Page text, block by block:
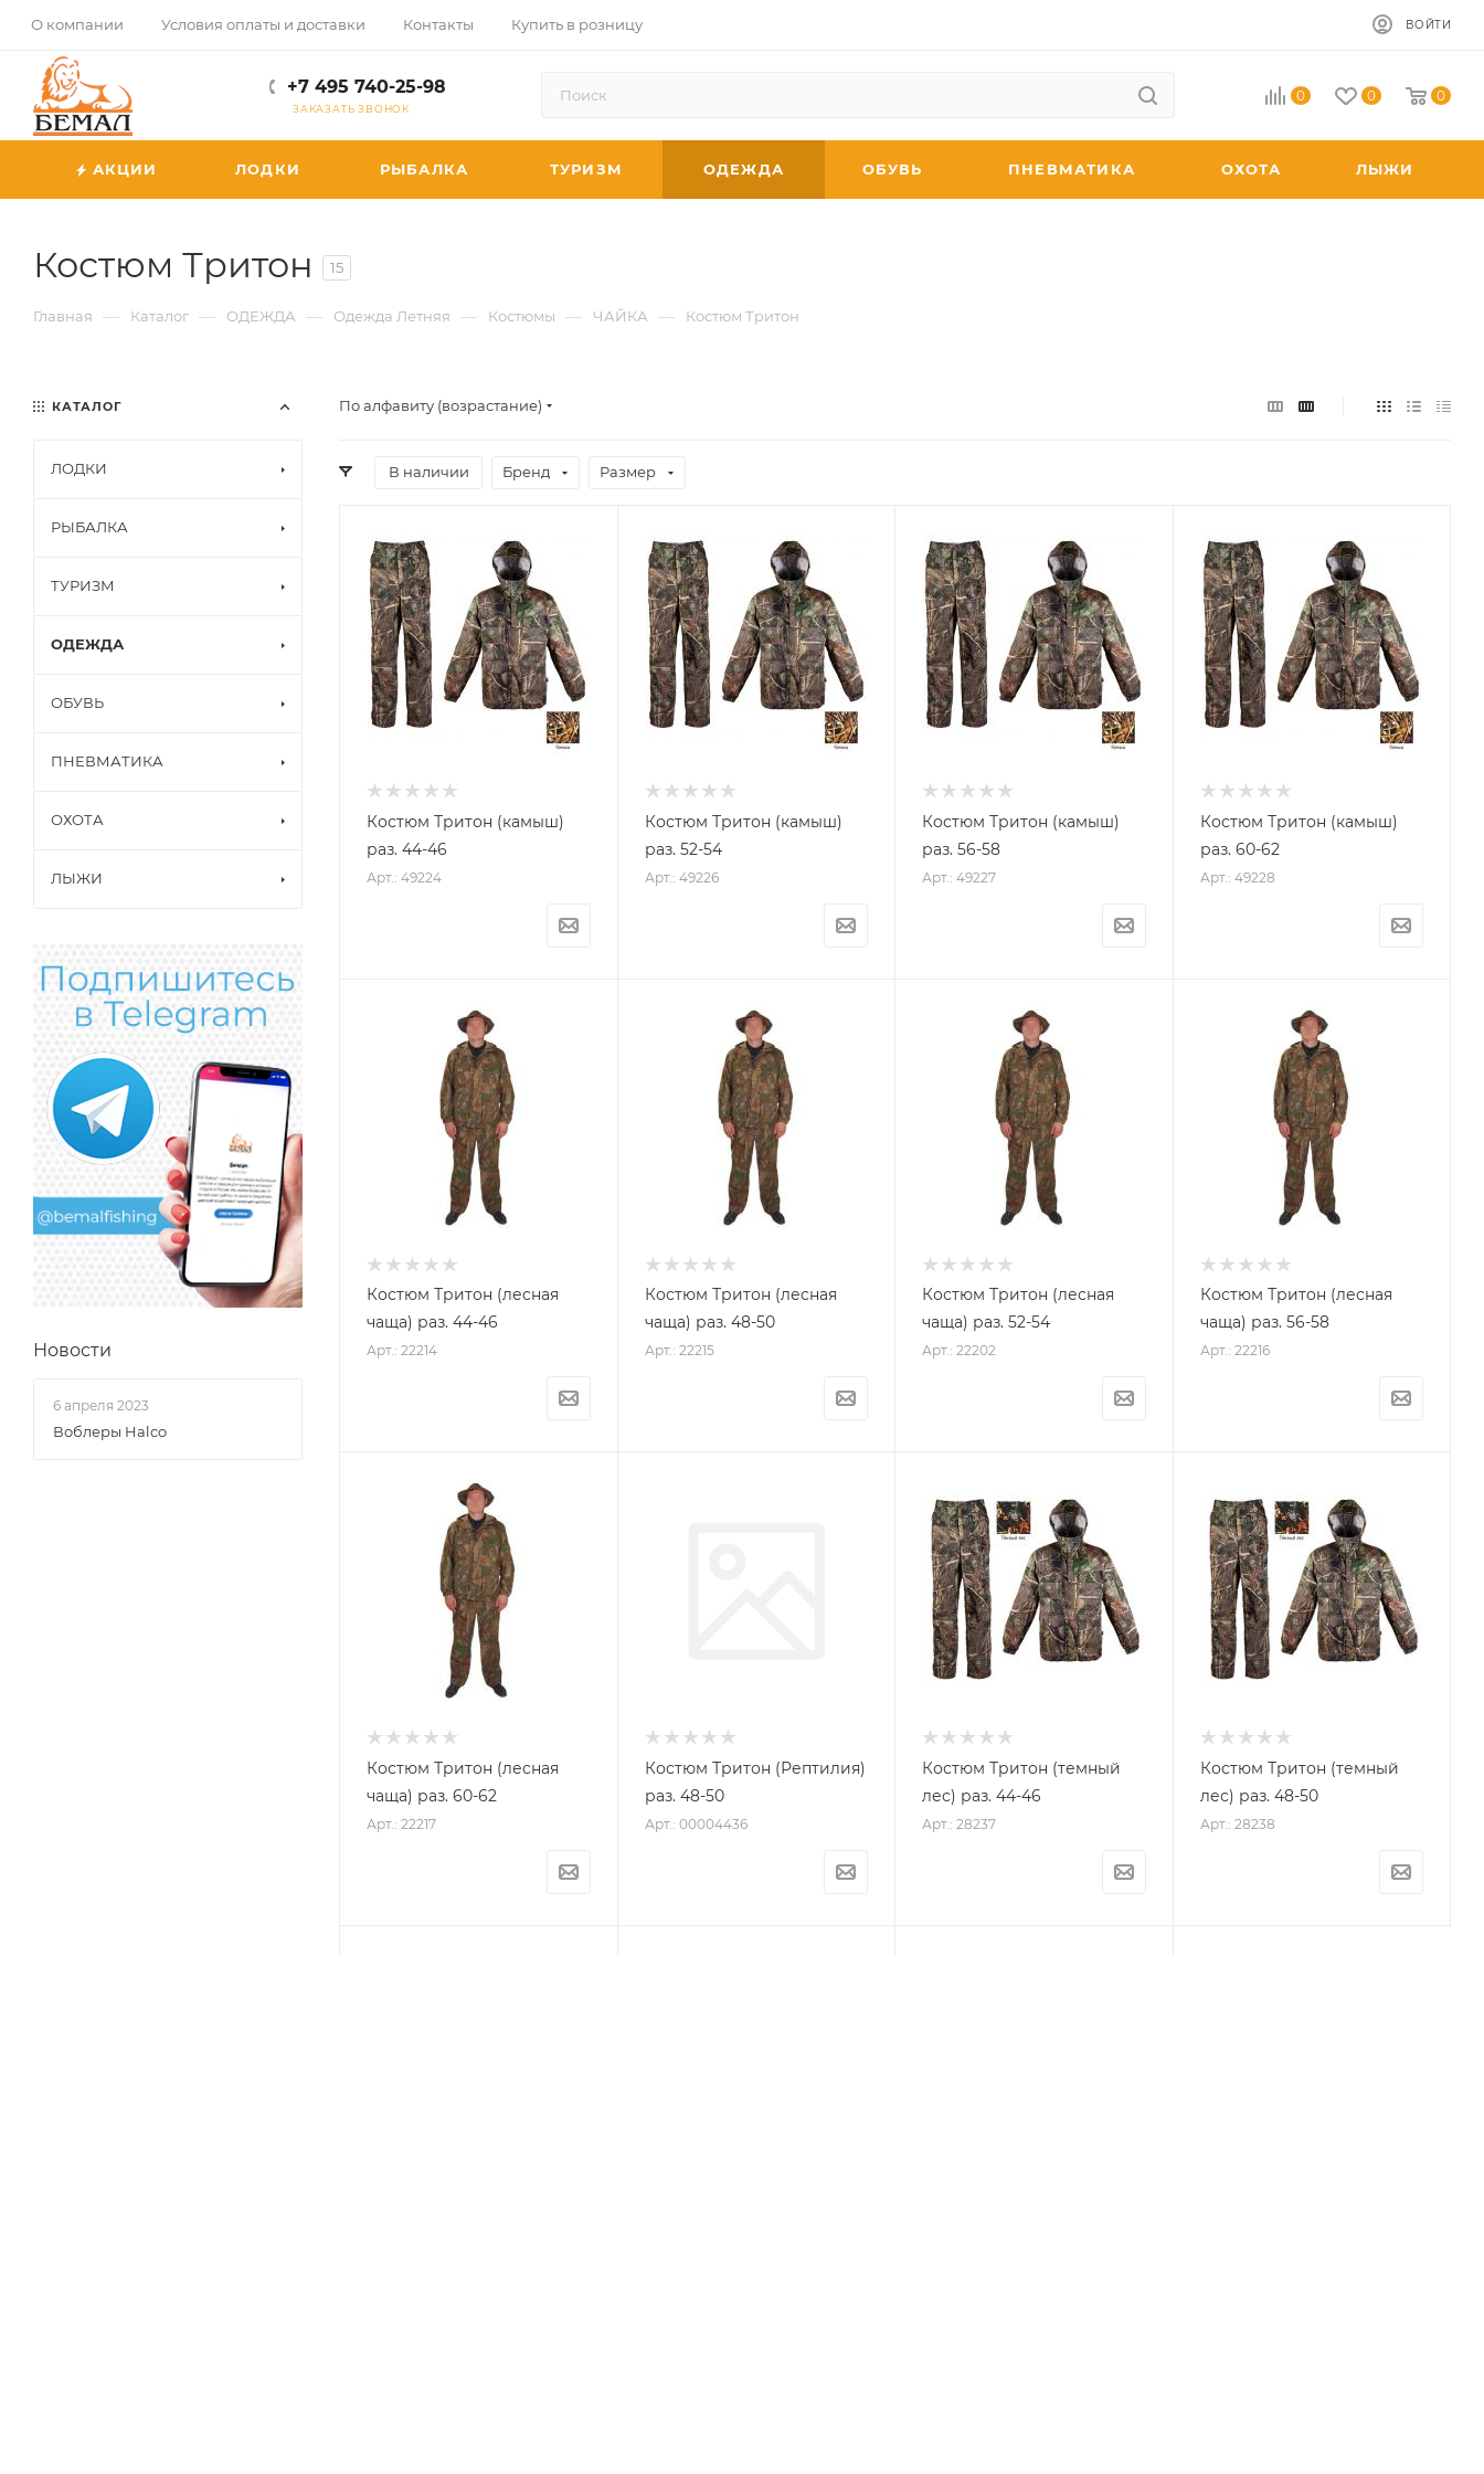
О компании Условия оплаты и доставки Контакты Купить в розницу ВОЙТИ
+7 495 740-25-98
ЗАКАЗАТЬ ЗВОНОК
0 0 0
АКЦИИ ЛОДКИ РЫБАЛКА ТУРИЗМ ОДЕЖДА ОБУВЬ ПНЕВМАТИКА ОХОТА ЛЫЖИ
Костюм Тритон 15
Главная — Каталог — ОДЕЖДА — Одежда Летняя — Костюмы — ЧАЙКА — Костюм Тритон
По алфавиту (возрастание)
В наличии Бренд Размер
Костюм Тритон (камыш)
раз. 44-46
Арт.: 49224
Костюм Тритон (камыш)
раз. 52-54
Арт.: 49226
Костюм Тритон (камыш)
раз. 56-58
Арт.: 49227
Костюм Тритон (камыш)
раз. 60-62
Арт.: 49228
Костюм Тритон (лесная
чаща) раз. 44-46
Арт.: 22214
Костюм Тритон (лесная
чаща) раз. 48-50
Арт.: 22215
Костюм Тритон (лесная
чаща) раз. 52-54
Арт.: 22202
Костюм Тритон (лесная
чаща) раз. 56-58
Арт.: 22216
Костюм Тритон (лесная
чаща) раз. 60-62
Арт.: 22217
Костюм Тритон (Рептилия)
раз. 48-50
Арт.: 00004436
Костюм Тритон (темный
лес) раз. 44-46
Арт.: 28237
Костюм Тритон (темный
лес) раз. 48-50
Арт.: 28238
КАТАЛОГ
ЛОДКИ
РЫБАЛКА
ТУРИЗМ
ОДЕЖДА
ОБУВЬ
ПНЕВМАТИКА
ОХОТА
ЛЫЖИ
Новости
6 апреля 2023
Воблеры Halco